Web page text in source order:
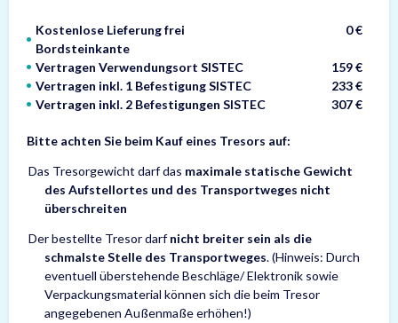
Kostenlose Lieferung frei
Bordsteinkante
0 €
Vertragen Verwendungsort SISTEC
159 €
Vertragen inkl. 1 Befestigung SISTEC
233 €
Vertragen inkl. 2 Befestigungen SISTEC
307 €
Bitte achten Sie beim Kauf eines Tresors auf:
Das Tresorgewicht darf das maximale statische Gewicht
des Aufstellortes und des Transportweges nicht
überschreiten
Der bestellte Tresor darfnicht breiter sein als die
schmalste Stelle des Transportweges. (Hinweis: Durch
eventuell überstehende Beschläge/ Elektronik sowie
Verpackungsmaterial können sich die beim Tresor
angegebenen Außenmaße erhöhen!)